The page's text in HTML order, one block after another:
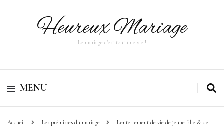
Heureux Mariage
Le mariage c'est tout une vie !
MENU
Accueil Les prémisses du mariage L'enterrement de vie de jeune fille & de